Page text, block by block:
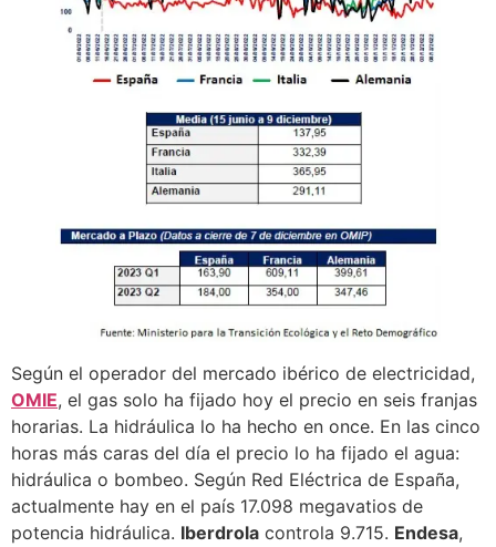
Según el operador del mercado ibérico de electricidad,
OMIE, el gas solo ha fijado hoy el precio en seis franjas
horarias. La hidráulica lo ha hecho en once. En las cinco
horas más caras del día el precio lo ha fijado el agua:
hidráulica o bombeo. Según Red Eléctrica de España,
actualmente hay en el país 17.098 megavatios de
potencia hidráulica. Iberdrola controla 9.715. Endesa,